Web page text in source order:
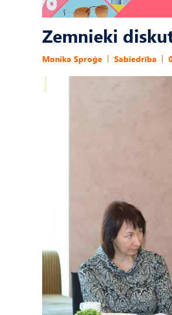
Zemnieki
Monika Sproģe Sabiedrība